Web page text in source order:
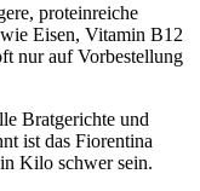
proteinreiche
Eisen, Vitamin B12
nur auf Vorbestellung
Bratgerichte und
ist das Fiorentina
Kilo schwer sein.